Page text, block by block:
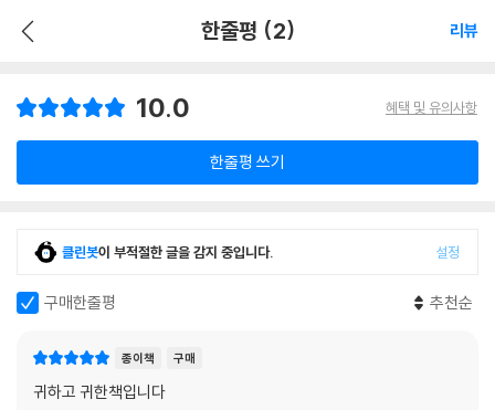
한줄평 (2) 리뷰
10.0 혜택 및 유의사항
한줄평 쓰기
클린봇이 부적절한 글을 감지 중입니다. 설정
구매한줄평 추천순
종이책 구매
귀하고 귀한책입니다